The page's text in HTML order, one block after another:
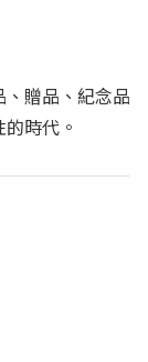
贈品、紀念品
時代。